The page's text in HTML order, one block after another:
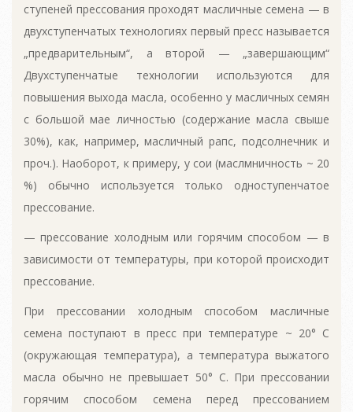
ступеней прессования проходят масличные семена — в
двухступенчатых технологиях первый пресс называется
„предварительным“, а второй — „завершающим“
Двухступенчатые технологии используются для
повышения выхода масла, особенно у масличных семян
с большой мае личностью (содержание масла свыше
30%), как, например, масличный рапс, подсолнечник и
проч.). Наоборот, к примеру, у сои (маслмничность ~ 20
%) обычно используется только одноступенчатое
прессование.
— прессование холодным или горячим способом — в
зависимости от температуры, при которой происходит
прессование.
При прессовании холодным способом масличные
семена поступают в пресс при температуре ~ 20° С
(окружающая температура), а температура выжатого
масла обычно не превышает 50° С. При прессовании
горячим способом семена перед прессованием